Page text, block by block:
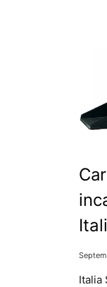
Italia